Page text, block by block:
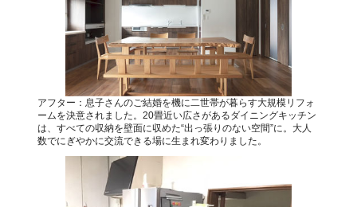
アフター：息子さんのご結婚を機に二世帯が暮らす大規模リフォ
ームを決意されました。20畳近い広さがあるダイニングキッチン
は、すべての収納を壁面に収めた“出っ張りのない空間”に。大人
数でにぎやかに交流できる場に生まれ変わりました。